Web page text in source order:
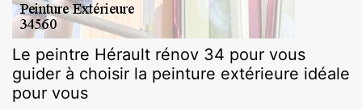
Le peintre Hérault rénov 34 pour vous
guider à choisir la peinture extérieure idéale
pour vous